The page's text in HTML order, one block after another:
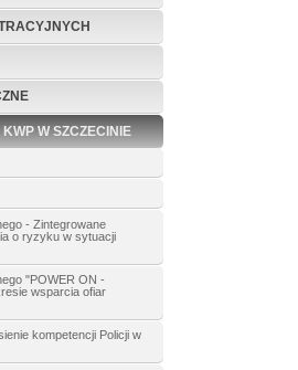
W SZCZECINIE
- Zintegrowane
o ryzyku w sytuacji
"POWER ON -
wsparcia ofiar
kompetencji Policji w